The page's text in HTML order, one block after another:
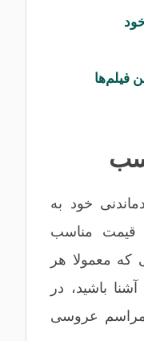
فیلم‌ها
خود به
قیمت مناسب
که معمولا هر
باشید، در
مراسم عروسی